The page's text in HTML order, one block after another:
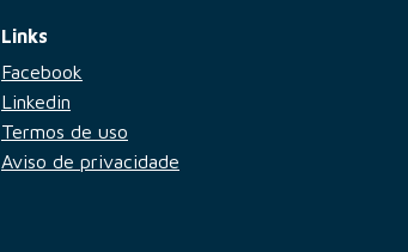
Links
Facebook
Linkedin
Termos de uso
Aviso de privacidade